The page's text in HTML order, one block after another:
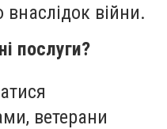
внаслідок війни.
послуги?
ветерани